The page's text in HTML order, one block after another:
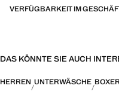
VERFÜGBARKEIT IM
DAS KÖNNTE SIE AUCH
HERREN UNTERWÄSCHE